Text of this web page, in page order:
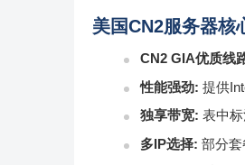
美国CN2服务器核
CN2 GIA优质线
性能强劲: 提供
独享带宽: 表中
多IP选择: 部分套